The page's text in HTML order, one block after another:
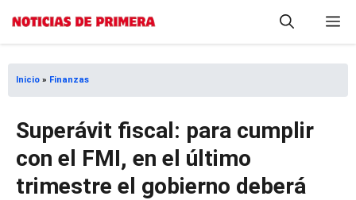
Saltar
contenido
Inicio » Finanzas
Superávit fiscal: para cumplir
con el FMI, en el último
trimestre el gobierno deberá